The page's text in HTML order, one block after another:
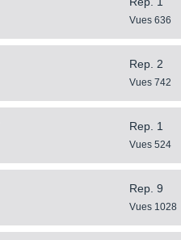
Vues 636
Rep. 2
Vues 742
Rep. 1
Vues 524
Rep. 9
Vues 1028